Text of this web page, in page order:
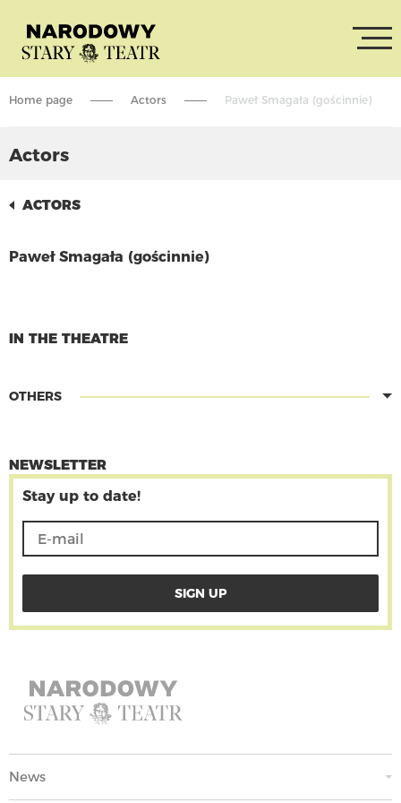
Home page Actors Paweł Smagała (gościnnie)
Actors
ACTORS
Paweł Smagała (gościnnie)
CONTINUE READING
IN THE THEATRE
OTHERS
NEWSLETTER
Stay up to date!
News